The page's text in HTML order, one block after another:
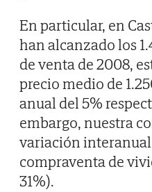
En particular, en
han alcanzado los
de venta de 2008,
precio medio de
anual del 5%
embargo, nuestra
variación
compraventa de
31%).